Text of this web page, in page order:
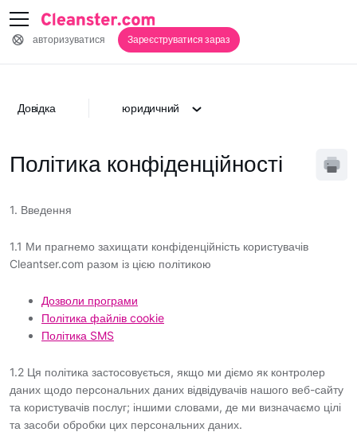
авторизуватися Зареєструватися зараз
Довідка юридичний
Політика конфіденційності
1. Введення
1.1 Ми прагнемо захищати конфіденційність користувачів
Cleantser.com разом із цією політикою
Дозволи програми
Політика файлів cookie
Політика SMS
1.2 Ця політика застосовується, якщо ми діємо як контролер
даних щодо персональних даних відвідувачів нашого веб-сайту
та користувачів послуг; іншими словами, де ми визначаємо цілі
та засоби обробки цих персональних даних.